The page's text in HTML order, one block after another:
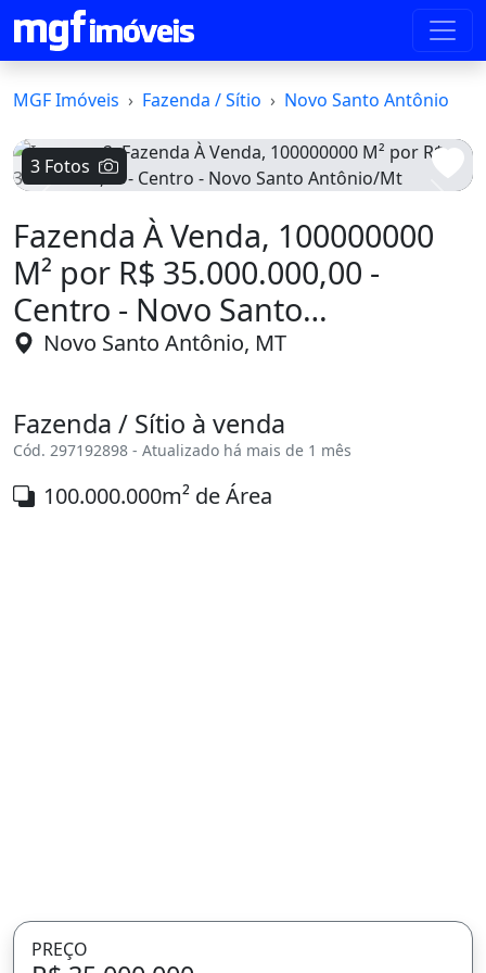
MGF Imóveis Fazenda / Sítio Novo Santo Antônio
3 Fotos
Fazenda À Venda, 100000000
M² por R$ 35.000.000,00 -
Centro - Novo Santo
Antônio/Mt
Novo Santo Antônio, MT
Fazenda / Sítio à venda
Cód. 297192898 - Atualizado há mais de 1 mês
100.000.000m² de Área
PREÇO